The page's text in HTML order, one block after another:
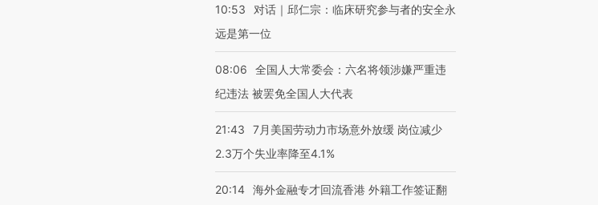
10:53
对话｜邱仁宗：临床研究参与者的安全永
远是第一位
08:06
全国人大常委会：六名将领涉嫌严重违
纪违法 被罢免全国人大代表
21:43
7月美国劳动力市场意外放缓 岗位减少
2.3万个失业率降至4.1%
20:14 海外金融专才回流香港 外籍工作签证翻